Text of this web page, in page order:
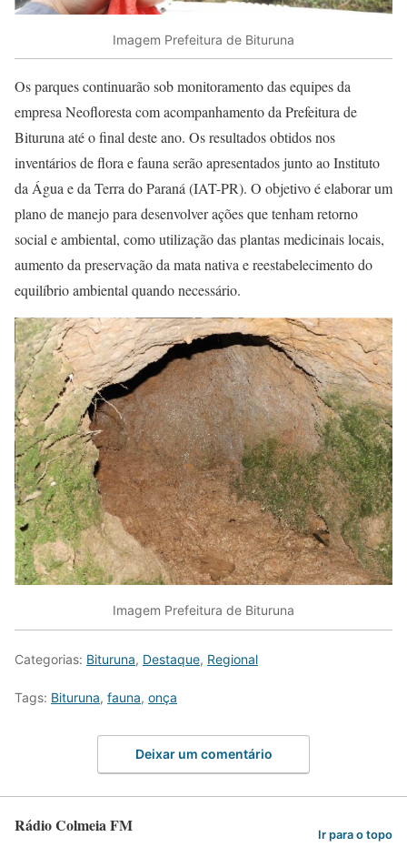
Imagem Prefeitura de Bituruna
Os parques continuarão sob monitoramento das equipes da
empresa Neofloresta com acompanhamento da Prefeitura de
Bituruna até o final deste ano. Os resultados obtidos nos
inventários de flora e fauna serão apresentados junto ao Instituto
da Água e da Terra do Paraná (IAT-PR). O objetivo é elaborar um
plano de manejo para desenvolver ações que tenham retorno
social e ambiental, como utilização das plantas medicinais locais,
aumento da preservação da mata nativa e reestabelecimento do
equilíbrio ambiental quando necessário.
Imagem Prefeitura de Bituruna
Categorias: Bituruna, Destaque, Regional
Tags: Bituruna, fauna, onça
Deixar um comentário
Rádio Colmeia FM Ir para o topo